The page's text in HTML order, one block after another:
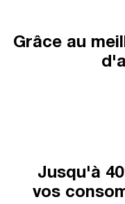
Grâce au
Jusqu'à
vos